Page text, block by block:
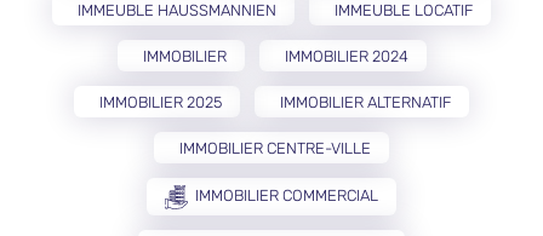
IMMEUBLE HAUSSMANNIEN IMMEUBLE LOCATIF
IMMOBILIER IMMOBILIER 2024
IMMOBILIER 2025 IMMOBILIER ALTERNATIF
IMMOBILIER CENTRE-VILLE
IMMOBILIER COMMERCIAL